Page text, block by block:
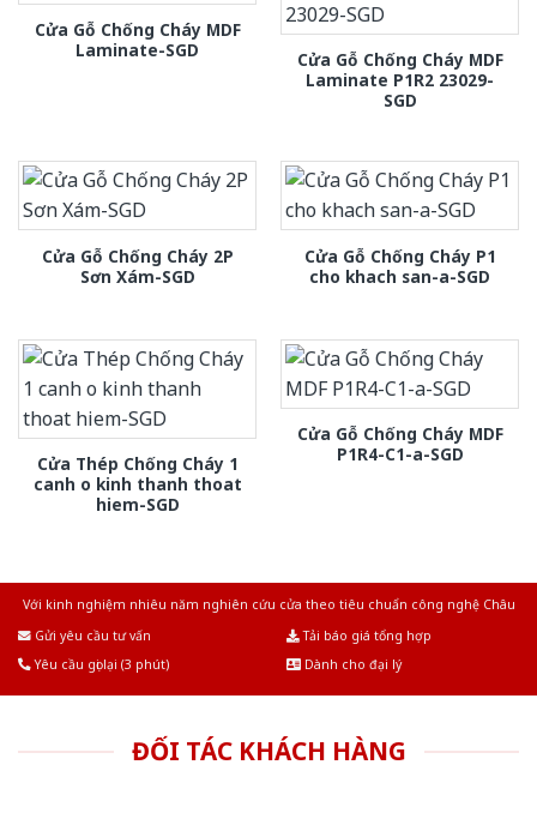
Cửa Gỗ Chống Cháy MDF
Laminate-SGD
Cửa Gỗ Chống Cháy MDF
Laminate P1R2 23029-
SGD
Cửa Gỗ Chống Cháy 2P
Sơn Xám-SGD
Cửa Gỗ Chống Cháy P1
cho khach san-a-SGD
Cửa Thép Chống Cháy 1
canh o kinh thanh thoat
hiem-SGD
Cửa Gỗ Chống Cháy MDF
P1R4-C1-a-SGD
Với kinh nghiệm nhiêu năm nghiên cứu cửa theo tiêu chuẩn công nghệ Châu
Gửi yêu cầu tư vấn
Tải báo giá tổng hợp
Yêu cầu gọi lại (3 phút)
Dành cho đại lý
ĐỐI TÁC KHÁCH HÀNG